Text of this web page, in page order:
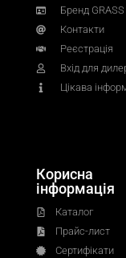
Бренд GRASS
Контакти
Реєстрація
Вхід для
Цікава
Корисна
інформація
Каталог
Прайс-лист
Сертифікати